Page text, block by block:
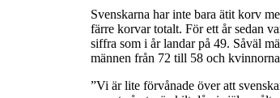
Svenskarna har inte bara ätit korv
färre korvar totalt. För ett år sedan
siffra som i år landar på 49. Såväl
männen från 72 till 58 och
”Vi är lite förvånade över att